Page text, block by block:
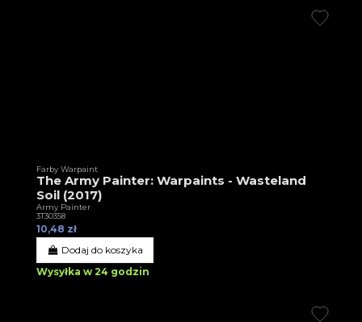
Farby Warpaint
The Army Painter: Warpaints - Wasteland
Soil (2017)
Army Painter
3T30358
10,48 zł
Dodaj do koszyka
Wysyłka w 24 godzin